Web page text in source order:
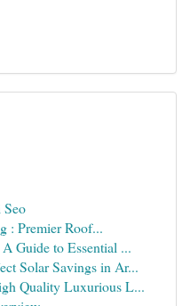
: Premier Roof...
Guide to Essential ...
Solar Savings in Ar...
Quality Luxurious L...